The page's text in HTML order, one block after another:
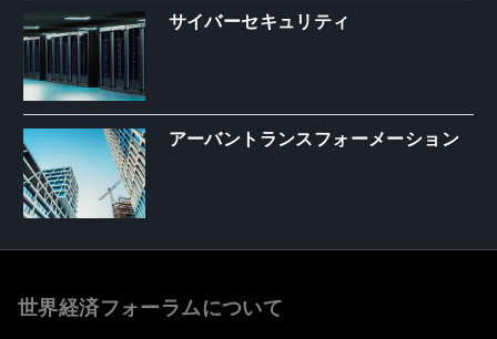
サイバーセキュリティ
アーバントランスフォーメーション
世界経済フォーラムについて